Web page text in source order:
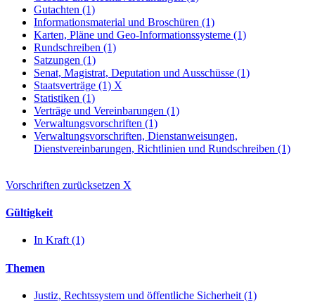
Gutachten (1)
Informationsmaterial und Broschüren (1)
Karten, Pläne und Geo-Informationssysteme (1)
Rundschreiben (1)
Satzungen (1)
Senat, Magistrat, Deputation und Ausschüsse (1)
Staatsverträge (1) X
Statistiken (1)
Verträge und Vereinbarungen (1)
Verwaltungsvorschriften (1)
Verwaltungsvorschriften, Dienstanweisungen,
Dienstvereinbarungen, Richtlinien und Rundschreiben (1)
Vorschriften zurücksetzen X
Gültigkeit
In Kraft (1)
Themen
Justiz, Rechtssystem und öffentliche Sicherheit (1)